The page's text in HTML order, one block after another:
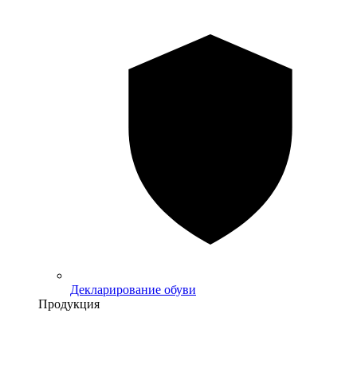
Декларирование обуви
Продукция